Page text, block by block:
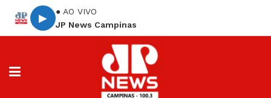
▶
● AO VIVO
JP News Campinas